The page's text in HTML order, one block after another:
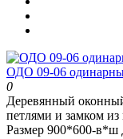
ОДО 09-06
0
Деревянный
петлями и замком
Размер 900*600-в*ш